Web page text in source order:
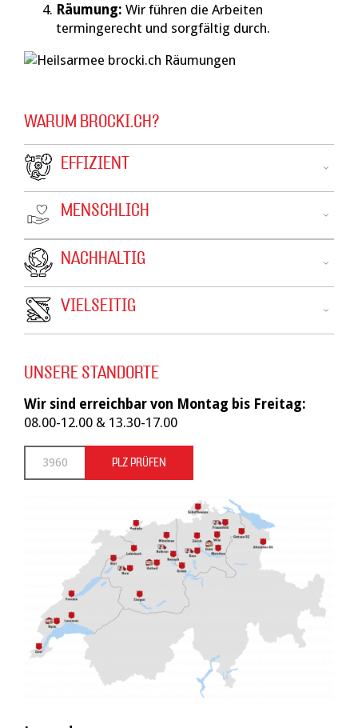
Räumung: Wir führen die Arbeiten
termingerecht und sorgfältig durch.
WARUM BROCKI.CH?
EFFIZIENT
MENSCHLICH
NACHHALTIG
VIELSEITIG
UNSERE STANDORTE
Wir sind erreichbar von Montag bis Freitag:
08.00-12.00 & 13.30-17.00